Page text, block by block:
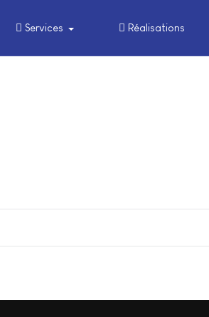
Services Réalisations